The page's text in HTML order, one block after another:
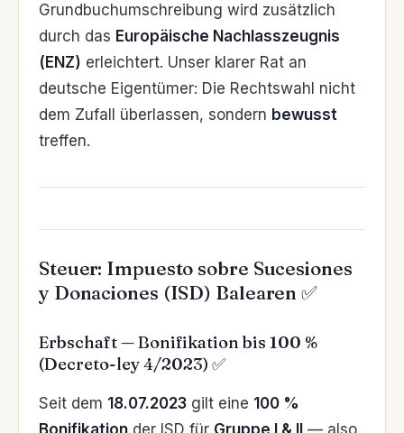
Grundbuchumschreibung wird zusätzlich
durch das Europäische Nachlasszeugnis
(ENZ) erleichtert. Unser klarer Rat an
deutsche Eigentümer: Die Rechtswahl nicht
dem Zufall überlassen, sondern bewusst
treffen.
Steuer: Impuesto sobre Sucesiones
y Donaciones (ISD) Balearen ✅
Erbschaft — Bonifikation bis 100 %
(Decreto-ley 4/2023) ✅
Seit dem 18.07.2023 gilt eine 100 %
Bonifikation der ISD für Gruppe I & II — also